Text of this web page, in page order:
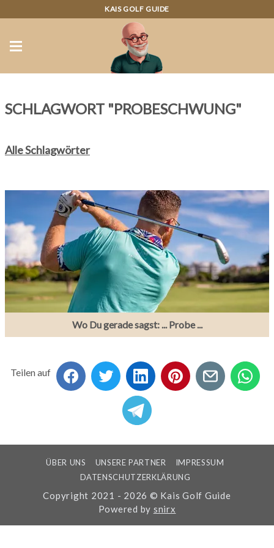
KAIS GOLF GUIDE
SCHLAGWORT "PROBESCHWUNG"
Alle Schlagwörter
Wo Du gerade sagst: ... Probe ...
Teilen auf
ÜBER UNS UNSERE PARTNER
IMPRESSUM
DATENSCHUTZERKLÄRUNG
Copyright 2021 - 2026 © Kais Golf Guide
Powered by snirx